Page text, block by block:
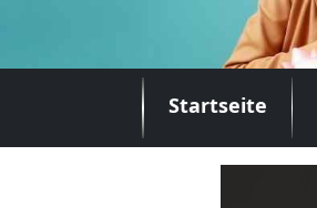
Startseite